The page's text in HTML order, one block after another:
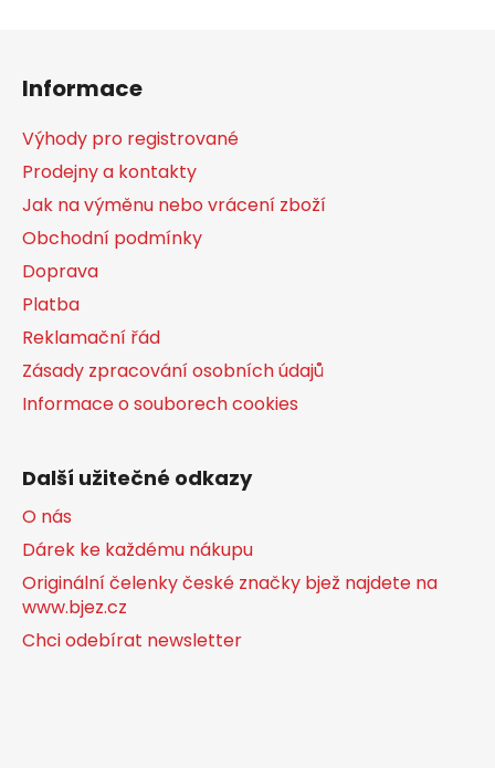
Informace
Výhody pro registrované
Prodejny a kontakty
Jak na výměnu nebo vrácení zboží
Obchodní podmínky
Doprava
Platba
Reklamační řád
Zásady zpracování osobních údajů
Informace o souborech cookies
Další užitečné odkazy
O nás
Dárek ke každému nákupu
Originální čelenky české značky bjež najdete na
www.bjez.cz
Chci odebírat newsletter